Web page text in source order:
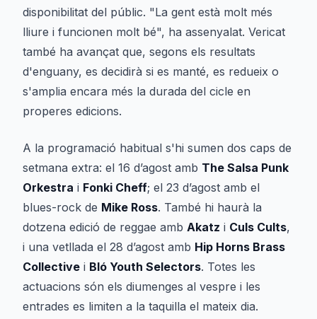
disponibilitat del públic. "La gent està molt més
lliure i funcionen molt bé", ha assenyalat. Vericat
també ha avançat que, segons els resultats
d'enguany, es decidirà si es manté, es redueix o
s'amplia encara més la durada del cicle en
properes edicions.
A la programació habitual s'hi sumen dos caps de
setmana extra: el 16 d’agost amb The Salsa Punk
Orkestra i Fonki Cheff; el 23 d’agost amb el
blues-rock de Mike Ross. També hi haurà la
dotzena edició de reggae amb Akatz i Culs Cults,
i una vetllada el 28 d’agost amb Hip Horns Brass
Collective i Bló Youth Selectors. Totes les
actuacions són els diumenges al vespre i les
entrades es limiten a la taquilla el mateix dia.